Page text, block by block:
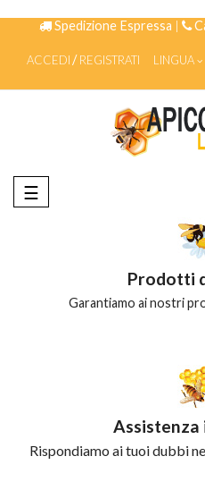
Spedizione Espressa |
ACCEDI REGISTRATI LINGUA
navigazione
Toggle
☰
Prodotti
Garantiamo ai nostri
Assistenza
Rispondiamo ai tuoi dubbi